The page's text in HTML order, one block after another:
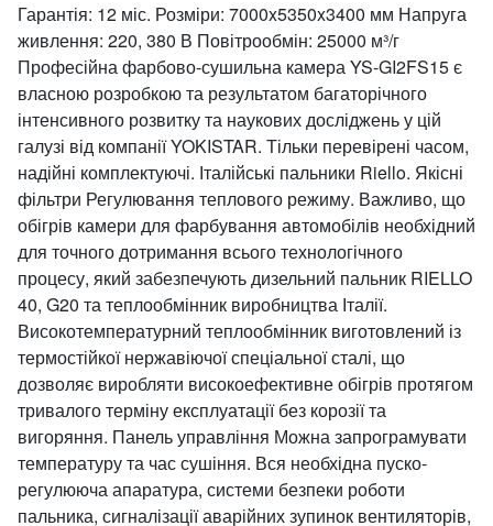
Гарантія: 12 міс. Розміри: 7000x5350x3400 мм Напруга
живлення: 220, 380 В Повітрообмін: 25000 м³/г
Професійна фарбово-сушильна камера YS-GI2FS15 є
власною розробкою та результатом багаторічного
інтенсивного розвитку та наукових досліджень у цій
галузі від компанії YOKISTAR. Тільки перевірені часом,
надійні комплектуючі. Італійські пальники Riello. Якісні
фільтри Регулювання теплового режиму. Важливо, що
обігрів камери для фарбування автомобілів необхідний
для точного дотримання всього технологічного
процесу, який забезпечують дизельний пальник RIELLO
40, G20 та теплообмінник виробництва Італії.
Високотемпературний теплообмінник виготовлений із
термостійкої нержавіючої спеціальної сталі, що
дозволяє виробляти високоефективне обігрів протягом
тривалого терміну експлуатації без корозії та
вигоряння. Панель управління Можна запрограмувати
температуру та час сушіння. Вся необхідна пуско-
регулююча апаратура, системи безпеки роботи
пальника, сигналізації аварійних зупинок вентиляторів,